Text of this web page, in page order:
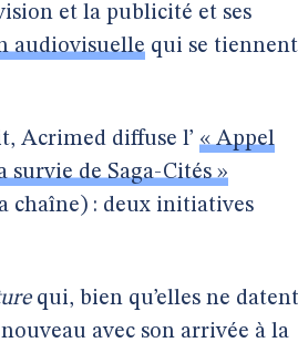
et la publicité et ses
audiovisuelle qui se tiennent
Acrimed diffuse l’ « Appel
survie de Saga-Cités »
chaîne) : deux initiatives
qui, bien qu’elles ne datent
avec son arrivée à la